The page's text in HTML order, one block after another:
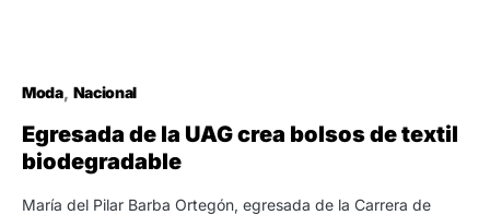
Moda Nacional
Egresada de la UAG crea bolsos de textil
biodegradable
María del Pilar Barba Ortegón, egresada de la Carrera de